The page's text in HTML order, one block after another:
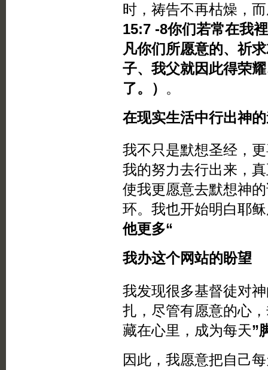
时，祷告不再枯燥，
15:7 -8你们若常在我
凡你们所愿意的、祈
子、我父就因此得荣
了。） 。
在现实生活中行出神
我不只是默想圣经，
我的努力去行出来，
使我更愿意去默想神
环。我也开始明白耶
他更多“
我办这个网站的盼望
我发现很多基督徒对
扎，尽管有愿意的心
藏在心里，成为每天”
因此，我愿意把自己